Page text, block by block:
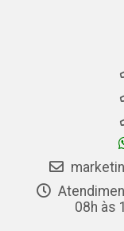
08h às